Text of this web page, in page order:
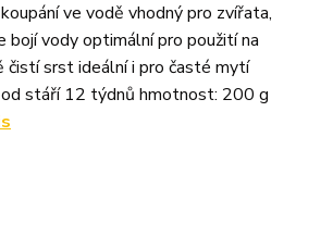
ve vodě vhodný pro zvířata,
bojí vody optimální pro použití na
čistí srst ideální i pro časté mytí
stáří 12 týdnů hmotnost: 200 g